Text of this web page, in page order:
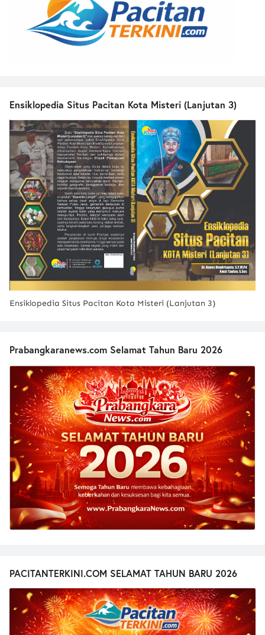
Ensiklopedia Situs Pacitan Kota Misteri (Lanjutan 3)
Ensiklopedia Situs Pacitan Kota Misteri (Lanjutan 3)
Prabangkaranews.com Selamat Tahun Baru 2026
PACITANTERKINI.COM SELAMAT TAHUN BARU 2026